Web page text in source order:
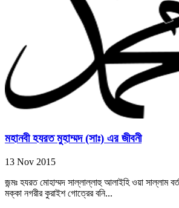
মহানবী হযরত মুহাম্মদ (সাঃ) এর জীবনী
13 Nov 2015
জন্মঃ হযরত মোহাম্মদ সাল্লাল্লাহু আলাইহি ওয়া সাল্লাম
মক্কা নগরীর কুরাইশ গোত্রের বনি...